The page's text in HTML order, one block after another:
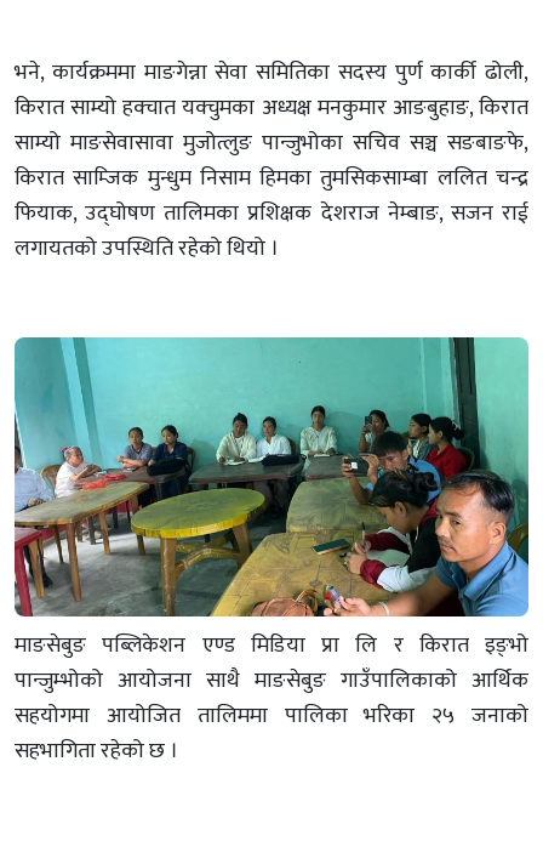
भने, कार्यक्रममा माङगेन्ना सेवा समितिका सदस्य पुर्ण कार्की ढोली,
किरात साम्यो हक्चात यक्चुमका अध्यक्ष मनकुमार आङबुहाङ, किरात
साम्यो माङसेवासावा मुजोत्लुङ पान्जुभोका सचिव सञ्च सङबाङफे,
किरात साम्जिक मुन्धुम निसाम हिमका तुमसिकसाम्बा ललित चन्द्र
फियाक, उद्घोषण तालिमका प्रशिक्षक देशराज नेम्बाङ, सजन राई
लगायतको उपस्थिति रहेको थियो ।
माङसेबुङ पब्लिकेशन एण्ड मिडिया प्रा लि र किरात इङ्भो
पान्जुम्भोको आयोजना साथै माङसेबुङ गाउँपालिकाको आर्थिक
सहयोगमा आयोजित तालिममा पालिका भरिका २५ जनाको
सहभागिता रहेको छ ।